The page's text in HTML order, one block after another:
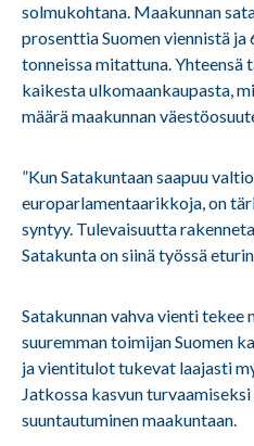
solmukohtana. Maakunnan
prosenttia Suomen viennistä
tonneissa mitattuna. Yhteensä
kaikesta ulkomaankaupasta,
määrä maakunnan
”Kun Satakuntaan saapuu
europarlamentaarikkoja, on
syntyy. Tulevaisuutta
Satakunta on siinä työssä
Satakunnan vahva vienti tekee
suuremman toimijan Suomen
ja vientitulot tukevat laajasti
Jatkossa kasvun
suuntautuminen maakuntaan.